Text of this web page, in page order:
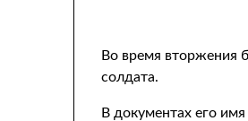
Во время вторжения
солдата.
В документах его